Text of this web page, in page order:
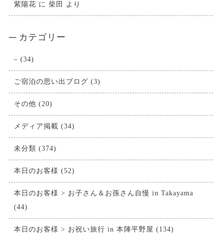
紫陽花 に 柴田 より
カテゴリー
– (34)
ご宿泊の思い出ブログ (3)
その他 (20)
メディア掲載 (34)
未分類 (374)
本日のお客様 (52)
本日のお客様 > お子さん＆お孫さん自慢 in Takayama
(44)
本日のお客様 > お祝い旅行 in 本陣平野屋 (134)